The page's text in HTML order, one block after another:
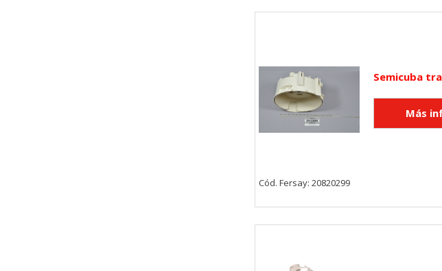
Semicuba
Cód. Fersay: 20820299